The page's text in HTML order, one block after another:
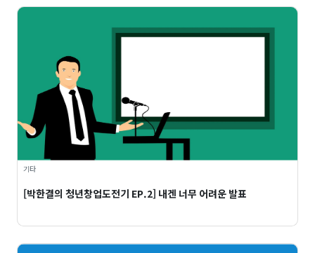
기타
[박한결의 청년창업도전기 EP.2] 내겐 너무 어려운 발표